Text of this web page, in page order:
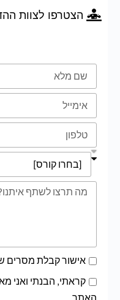
הצטרפו לצוות
אישור קבלת מסרים
קראתי, הבנתי ואני